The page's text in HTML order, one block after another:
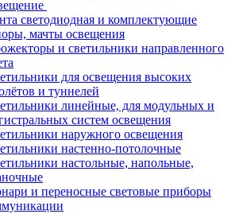
светодиодная и комплектующие
мачты освещения
и светильники направленного
для освещения высоких
и туннелей
линейные, для модульных и
систем освещения
наружного освещения
настенно-потолочные
настольные, напольные,
и переносные световые приборы